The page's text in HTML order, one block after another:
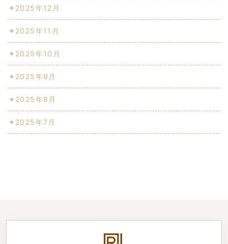
2025年12月
2025年11月
2025年10月
2025年9月
2025年8月
2025年7月